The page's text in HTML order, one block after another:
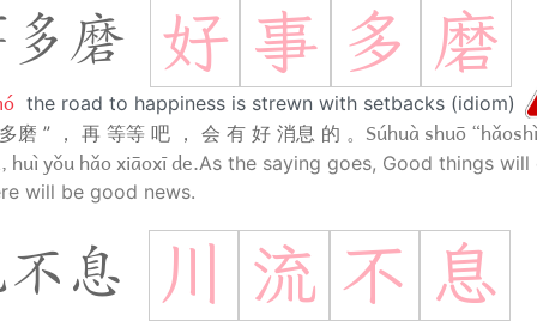
磨 好 事 多 磨
the road to happiness is strewn with setbacks (idiom)
磨 ” ， 再 等等 吧 ， 会 有 好 消息 的 。 Súhuà shuō
huì yǒu hǎo xiāoxī de.As the saying goes, Good things will
will be good news.
息 川 流 不 息